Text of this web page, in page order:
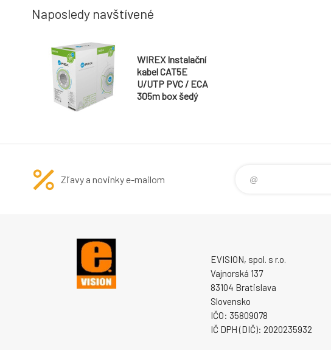
Naposledy navštívené
WIREX Instalační
kabel CAT5E
U/UTP PVC / ECA
305m box šedý
Zľavy a novinky e-mailom
EVISION, spol. s r.o.
Vajnorská 137
83104 Bratislava
Slovensko
IČO: 35809078
IČ DPH (DIČ): 2020235932